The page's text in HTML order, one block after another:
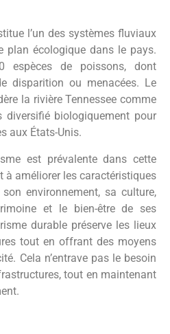
l’un des systèmes fluviaux
plan écologique dans le pays.
espèces de poissons, dont
disparition ou menacées. Le
la rivière Tennessee comme
biologiquement pour
aux États-Unis.
est prévalente dans cette
à améliorer les caractéristiques
environnement, sa culture,
et le bien-être de ses
durable préserve les lieux
tout en offrant des moyens
Cela n’entrave pas le besoin
tout en maintenant